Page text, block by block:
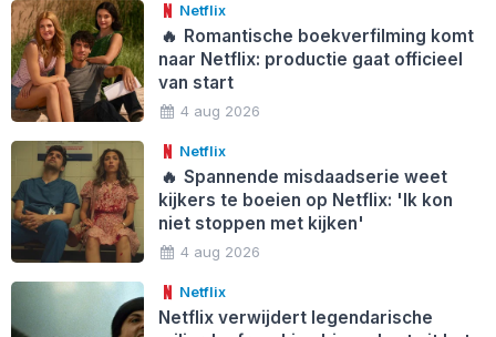
Netflix
🔥 Romantische boekverfilming komt
naar Netflix: productie gaat officieel
van start
4 aug 2026
Netflix
🔥 Spannende misdaadserie weet
kijkers te boeien op Netflix: 'Ik kon
niet stoppen met kijken'
4 aug 2026
Netflix
Netflix verwijdert legendarische